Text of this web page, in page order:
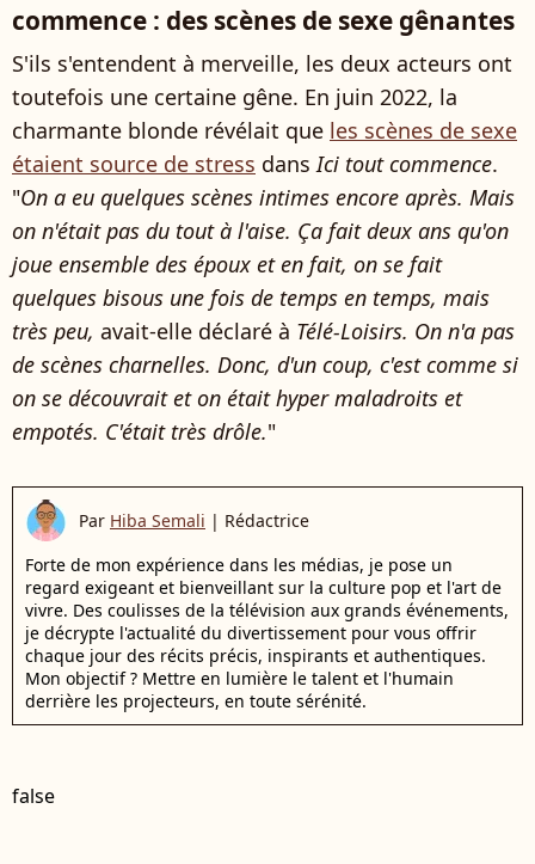
commence : des scènes de sexe gênantes
S'ils s'entendent à merveille, les deux acteurs ont
toutefois une certaine gêne. En juin 2022, la
charmante blonde révélait que les scènes de sexe
étaient source de stress dansIci tout commence.
"On a eu quelques scènes intimes encore après. Mais
on n'était pas du tout à l'aise. Ça fait deux ans qu'on
joue ensemble des époux et en fait, on se fait
quelques bisous une fois de temps en temps, mais
très peu, avait-elle déclaré à Télé-Loisirs. On n'a pas
de scènes charnelles. Donc, d'un coup, c'est comme si
on se découvrait et on était hyper maladroits et
empotés. C'était très drôle."
Par Hiba Semali | Rédactrice
Forte de mon expérience dans les médias, je pose un
regard exigeant et bienveillant sur la culture pop et l'art de
vivre. Des coulisses de la télévision aux grands événements,
je décrypte l'actualité du divertissement pour vous offrir
chaque jour des récits précis, inspirants et authentiques.
Mon objectif ? Mettre en lumière le talent et l'humain
derrière les projecteurs, en toute sérénité.
false